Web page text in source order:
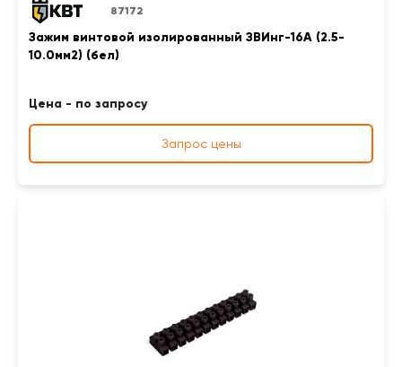
87172
Зажим винтовой изолированный ЗВИнг-16А (2.5-
10.0мм2) (бел)
Цена - по запросу
Запрос цены